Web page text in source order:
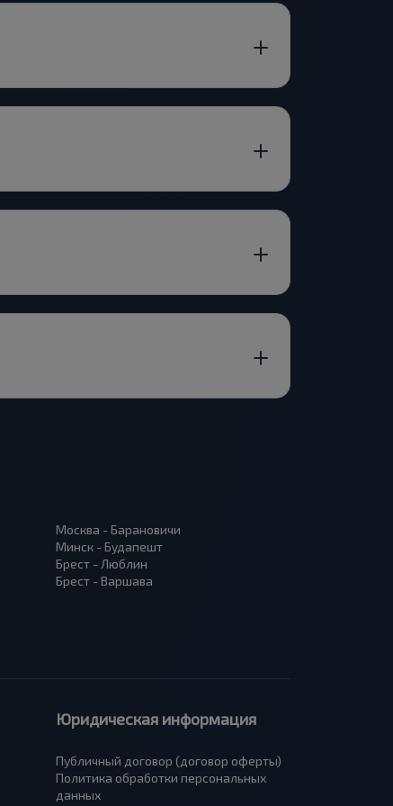
Москва - Барановичи
Минск - Будапешт
Брест - Люблин
Брест - Варшава
Юридическая информация
Публичный договор (договор оферты)
Политика обработки персональных
данных